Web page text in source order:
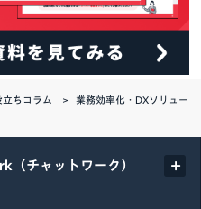
立ちコラム
業務効率化・DXソリュー
（チャットワーク）